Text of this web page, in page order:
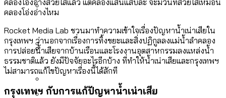
Vote62 ขอบคุณประชาชนที่ร่วม
สังเกตการณ์การเลือกตั้งชวนคุยกันถึงบท
เรียนที่เราได้รับจากเลือกตั้ง กรุงเทพฯ –
พัทยา
คอนเสิร์ตและแฟนมีตติ้งในไทยจำนวน 526
งาน ตั้งแต่ปี 2023-2024
ปีนกำแพงส่องซีรีส์จีน: จีนส่งออกภาพ
ลักษณ์แบบไหนสู่สายตาโลก
สำรวจงบประมาณรายเขตในกรุงเทพฯ
ผ่าน Bangkok Index 2025
สำรวจรายได้จากการจัดเก็บภาษีใน
กรุงเทพฯ ผ่าน Bangkok Index 2025
กรุงเทพฯ เมืองสังคมผู้สูงอายุ : 36 เขตมี
คนตายมากกว่าคนเกิด 18 เขตเป็นสังคมผู้
สูงอายุระดับสุดยอด
[ข้อมูลดิบ]
กรุงเทพฯ เมืองสังคมผู้สูงอายุ [ข้อมูลดิบ]
คลองโอ่งอ่างไหม
Rocket Media Lab ชวนมาทำความเข้าใจเรื่องปัญหาน้ำเน่าเสียใน
กรุงเทพฯ ว่านอกจากเรื่องการทิ้งขยะและสิ่งปฏิกูลลงแม่น้ำลำคลอง
การปล่อยน้ำเสียจากบ้านเรือนและโรงงานอุตสาหกรรมลงแหล่งน้ำ
ธรรมชาติแล้ว ยังมีปัจจัยอะไรอีกบ้าง ที่ทำให้น้ำเน่าเสียและกรุงเทพฯ
ไม่สามารถแก้ไขปัญหาเรื่องนี้ได้สักที
กรุงเทพฯ กับการแก้ปัญหาน้ำเน่าเสีย